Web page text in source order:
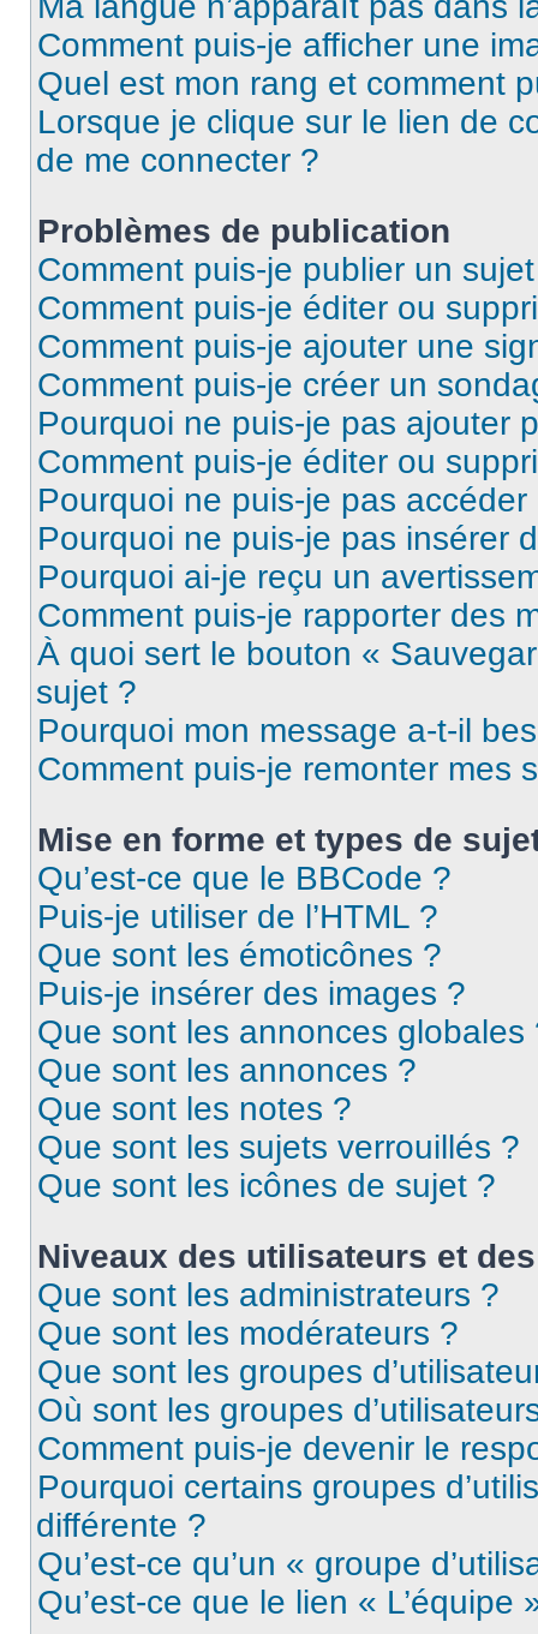
Comment puis-je afficher une
Quel est mon rang et comment
Lorsque je clique sur le lien de
de me connecter ?
Problèmes de publication
Comment puis-je publier un
Comment puis-je éditer ou
Comment puis-je ajouter une
Comment puis-je créer un
Pourquoi ne puis-je pas ajouter
Comment puis-je éditer ou
Pourquoi ne puis-je pas
Pourquoi ne puis-je pas insérer
Pourquoi ai-je reçu un
Comment puis-je rapporter des
À quoi sert le bouton «
sujet ?
Pourquoi mon message a-t-il
Comment puis-je remonter mes
Mise en forme et types de
Qu’est-ce que le BBCode ?
Puis-je utiliser de l’HTML ?
Que sont les émoticônes ?
Puis-je insérer des images ?
Que sont les annonces globales
Que sont les annonces ?
Que sont les notes ?
Que sont les sujets verrouillés ?
Que sont les icônes de sujet ?
Niveaux des utilisateurs et
Que sont les administrateurs ?
Que sont les modérateurs ?
Que sont les groupes
Où sont les groupes
Comment puis-je devenir le
Pourquoi certains groupes
différente ?
Qu’est-ce qu’un « groupe
Qu’est-ce que le lien « L’équipe